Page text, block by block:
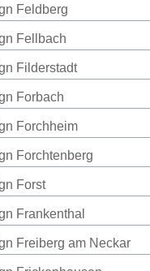
Feldberg
Fellbach
Filderstadt
Forbach
Forchheim
Forchtenberg
Forst
Frankenthal
Freiberg am Neckar